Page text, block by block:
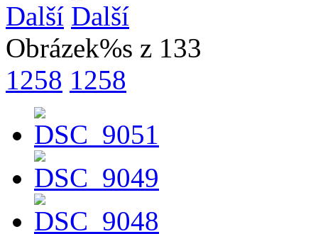
Další
Obrázek%s z 133
1258 1258